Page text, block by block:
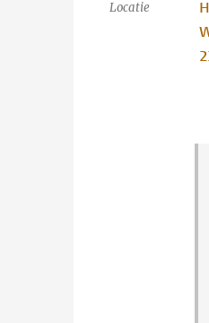
Locatie